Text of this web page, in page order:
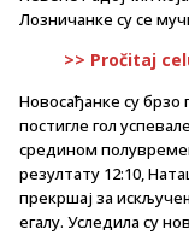
Лозничанке су се
>> Pročitaj
Новосађанке су брзо
постигле гол
средином
резултату 12:10,
прекршај за
егалу. Уследила су